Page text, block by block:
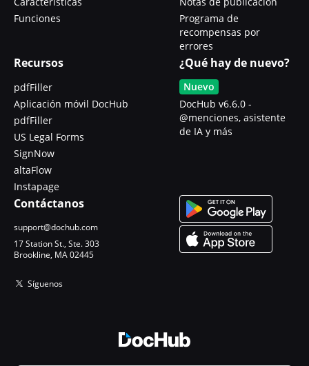
Funciones
Programa de
recompensas por
errores
Recursos
pdfFiller
Aplicación móvil DocHub
pdfFiller
US Legal Forms
SignNow
altaFlow
Instapage
¿Qué hay de nuevo?
Nuevo
DocHub v6.6.0 -
@menciones, asistente
de IA y más
Contáctanos
support@dochub.com
17 Station St., Ste. 303
Brookline, MA 02445
Síguenos